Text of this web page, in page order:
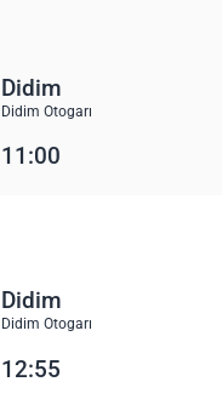
Didim
Didim Otogarı
11:00
Didim
Didim Otogarı
12:55